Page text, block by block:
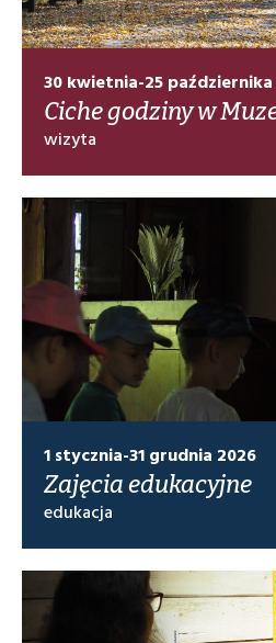
30 kwietnia-25
Ciche godziny w
wizyta
1 stycznia-31 grudnia 2026
Zajęcia edukacyjne
edukacja